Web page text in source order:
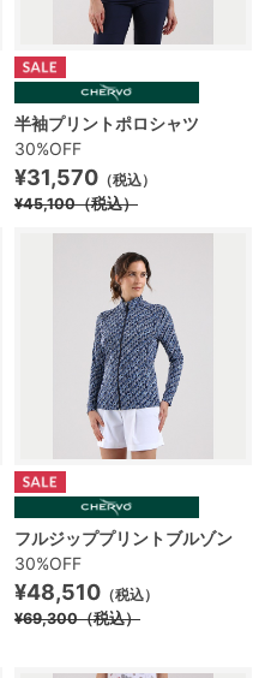
半袖プリントポロシャツ
30%OFF
¥31,570 （税込）
¥45,100（税込）
フルジッププリントブルゾン
30%OFF
¥48,510 （税込）
¥69,300（税込）